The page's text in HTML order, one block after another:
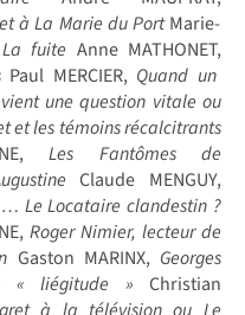
à La Marie du PortMarie-
fuite Anne MATHONET,
Paul MERCIER, Quand un
une question vitale ou
et les témoins récalcitrants
Les Fantômes de
Claude MENGUY,
… Le Locataire clandestin ?
Roger Nimier, lecteur de
Gaston MARINX, Georges
« liégitude » Christian